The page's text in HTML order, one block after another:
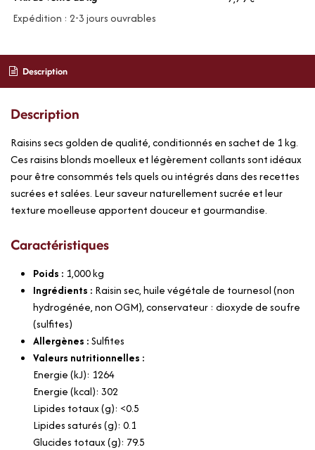
Expédition : 2-3 jours ouvrables
Description
Description
Raisins secs golden de qualité, conditionnés en sachet de 1 kg.
Ces raisins blonds moelleux et légèrement collants sont idéaux
pour être consommés tels quels ou intégrés dans des recettes
sucrées et salées. Leur saveur naturellement sucrée et leur
texture moelleuse apportent douceur et gourmandise.
Caractéristiques
Poids : 1,000kg
Ingrédients : Raisin sec, huile végétale de tournesol (non
hydrogénée, non OGM), conservateur : dioxyde de soufre
(sulfites)
Allergènes :Sulfites
Valeurs nutritionnelles :
Energie (kJ): 1264
Energie (kcal): 302
Lipides totaux (g): <0.5
Lipides saturés (g): 0.1
Glucides totaux (g): 79.5